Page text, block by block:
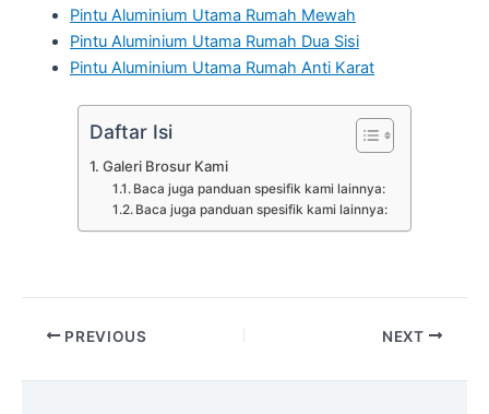
Pintu Aluminium Utama Rumah Mewah
Pintu Aluminium Utama Rumah Dua Sisi
Pintu Aluminium Utama Rumah Anti Karat
Daftar Isi
Galeri Brosur Kami
Baca juga panduan spesifik kami lainnya:
Baca juga panduan spesifik kami lainnya:
PREVIOUS NEXT